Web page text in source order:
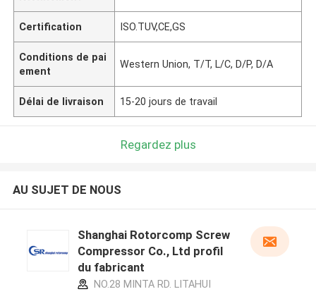
Certification ISO.TUV,CE,GS
Conditions de pai
ement
Western Union, T/T, L/C, D/P, D/A
Délai de livraison 15-20 jours de travail
Regardez plus
AU SUJET DE NOUS
Shanghai Rotorcomp Screw
Compressor Co., Ltd profil
du fabricant
NO.28 MINTA RD. LITAHUI